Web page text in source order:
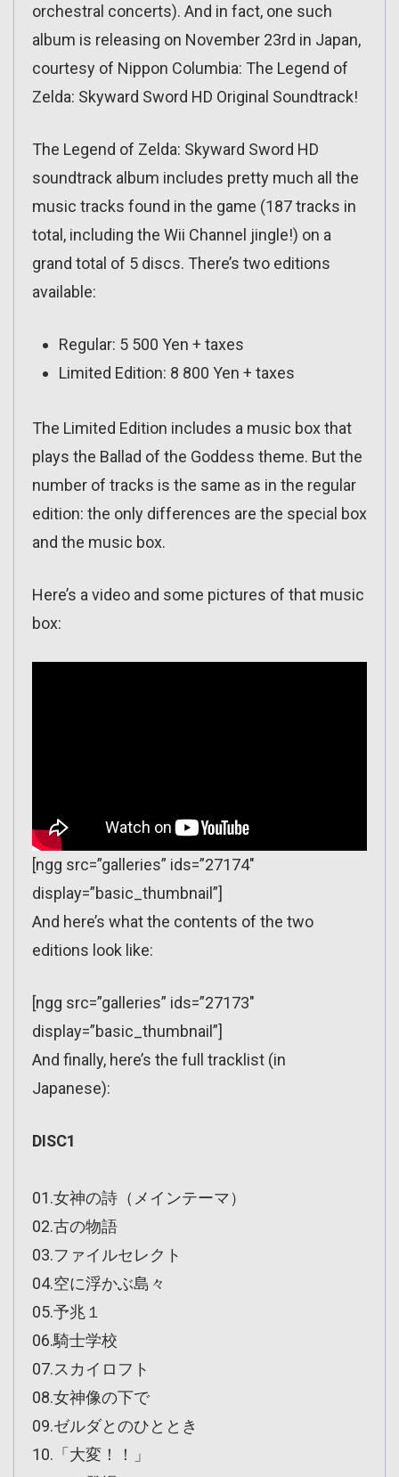
orchestral concerts). And in fact, one such
album is releasing on November 23rd in Japan,
courtesy of Nippon Columbia: The Legend of
Zelda: Skyward Sword HD Original Soundtrack!
The Legend of Zelda: Skyward Sword HD
soundtrack album includes pretty much all the
music tracks found in the game (187 tracks in
total, including the Wii Channel jingle!) on a
grand total of 5 discs. There’s two editions
available:
Regular: 5 500 Yen + taxes
Limited Edition: 8 800 Yen + taxes
The Limited Edition includes a music box that
plays the Ballad of the Goddess theme. But the
number of tracks is the same as in the regular
edition: the only differences are the special box
and the music box.
Here’s a video and some pictures of that music
box:
[ngg src=”galleries” ids=”27174″
display=”basic_thumbnail”]
And here’s what the contents of the two
editions look like:
[ngg src=”galleries” ids=”27173″
display=”basic_thumbnail”]
And finally, here’s the full tracklist (in
Japanese):
DISC1
01.女神の詩（メインテーマ）
02.古の物語
03.ファイルセレクト
04.空に浮かぶ島々
05.予兆１
06.騎士学校
07.スカイロフト
08.女神像の下で
09.ゼルダとのひととき
10.「大変！！」